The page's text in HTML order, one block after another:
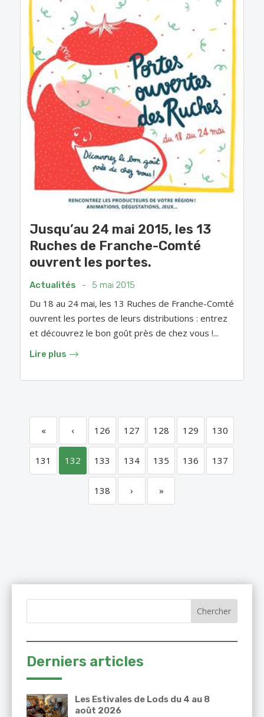
Jusqu’au 24 mai 2015, les 13
Ruches de Franche-Comté
ouvrent les portes.
Actualités - 5 mai 2015
Du 18 au 24 mai, les 13 Ruches de Franche-Comté
ouvrent les portes de leurs distributions : entrez
et découvrez le bon goût près de chez vous !...
Lire plus
« ‹ 126 127 128 129 130
131 132 133 134 135 136 137
138 › »
Derniers articles
Les Estivales de Lods du 4 au 8
août 2026